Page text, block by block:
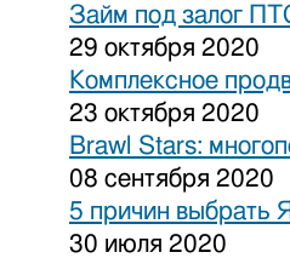
Займ под залог
29 октября 2020
Комплексное
23 октября 2020
Brawl Stars:
08 сентября 2020
5 причин выбрать
30 июля 2020